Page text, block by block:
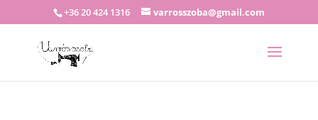
+36 20 424 1316 varrosszoba@gmail.com